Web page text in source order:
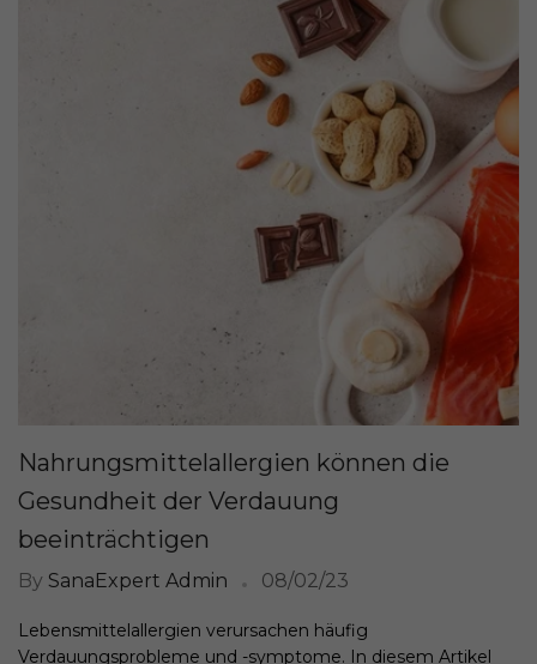
Nahrungsmittelallergien können die
Gesundheit der Verdauung
beeinträchtigen
By SanaExpert Admin 08/02/23
Lebensmittelallergien verursachen häufig
Verdauungsprobleme und -symptome. In diesem Artikel